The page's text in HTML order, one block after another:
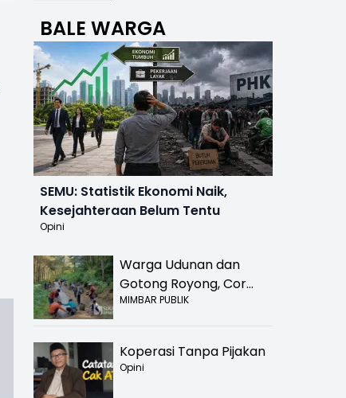
BALE WARGA
SEMU: Statistik Ekonomi Naik,
Kesejahteraan Belum Tentu
Opini
Warga Udunan dan
Gotong Royong, Cor
Jalan Hancur di
MIMBAR PUBLIK
Koperasi Tanpa Pijakan
Opini